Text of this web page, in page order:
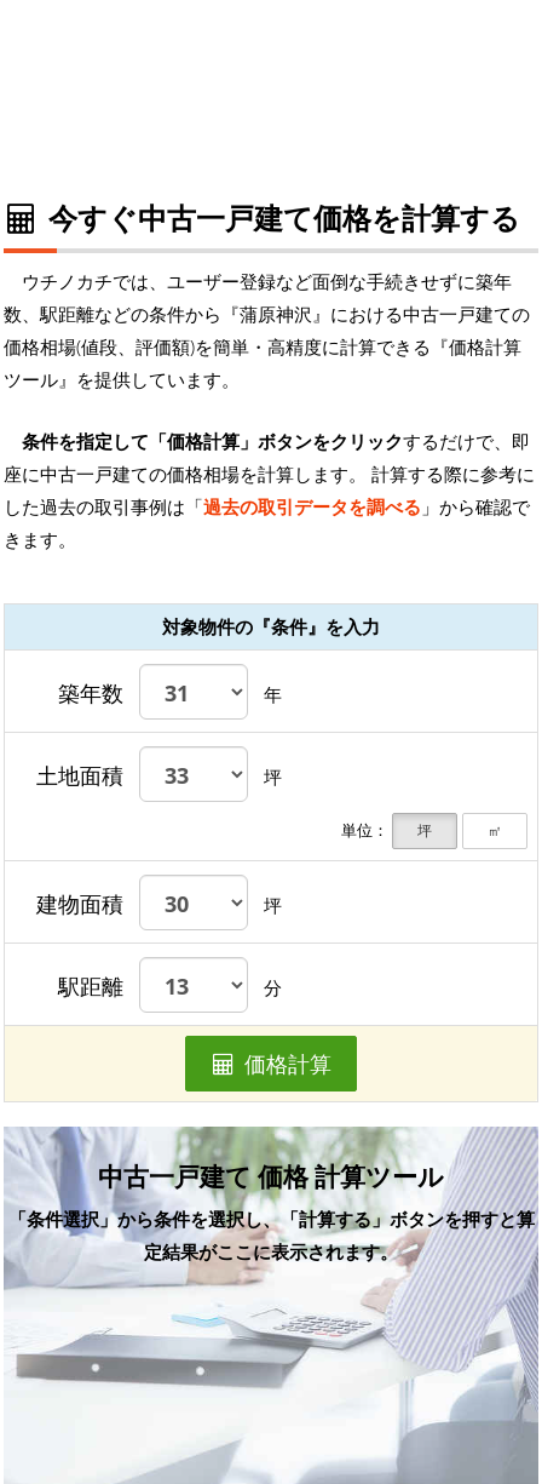
今すぐ中古一戸建て価格を計算する
ウチノカチでは、ユーザー登録など面倒な手続きせずに築年
数、駅距離などの条件から『蒲原神沢』における中古一戸建ての
価格相場(値段、評価額)を簡単・高精度に計算できる『価格計算
ツール』を提供しています。
条件を指定して「価格計算」ボタンをクリックするだけで、即
座に中古一戸建ての価格相場を計算します。 計算する際に参考に
した過去の取引事例は「過去の取引データを調べる 」から確認で
きます。
対象物件の『条件』を入力
築年数 年
土地面積 坪
単位： 坪 ㎡
建物面積 坪
駅距離 分
価格計算
中古一戸建て 価格 計算ツール
「条件選択」から条件を選択し、「計算する」ボタンを押すと算
定結果がここに表示されます。